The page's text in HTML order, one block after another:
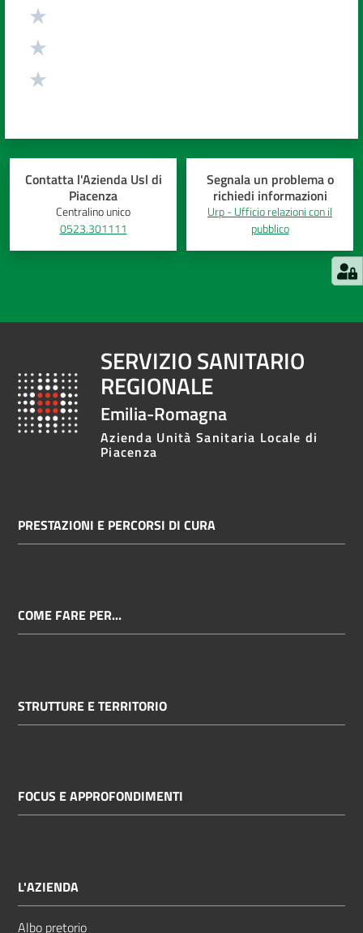
Contatta l'Azienda Usl di
Piacenza
Centralino unico
0523.301111
Segnala un problema o
richiedi informazioni
Urp - Ufficio relazioni con il
pubblico
SERVIZIO SANITARIO
REGIONALE
Emilia-Romagna
Azienda Unità Sanitaria Locale di
Piacenza
PRESTAZIONI E PERCORSI DI CURA
COME FARE PER...
STRUTTURE E TERRITORIO
FOCUS E APPROFONDIMENTI
L'AZIENDA
Albo pretorio